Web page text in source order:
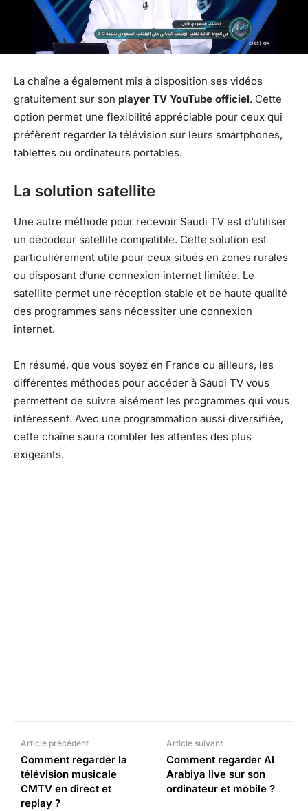
La chaîne a également mis à disposition ses vidéos
gratuitement sur son player TV YouTube officiel. Cette
option permet une flexibilité appréciable pour ceux qui
préfèrent regarder la télévision sur leurs smartphones,
tablettes ou ordinateurs portables.
La solution satellite
Une autre méthode pour recevoir Saudi TV est d’utiliser
un décodeur satellite compatible. Cette solution est
particulièrement utile pour ceux situés en zones rurales
ou disposant d’une connexion internet limitée. Le
satellite permet une réception stable et de haute qualité
des programmes sans nécessiter une connexion
internet.
En résumé, que vous soyez en France ou ailleurs, les
différentes méthodes pour accéder à Saudi TV vous
permettent de suivre aisément les programmes qui vous
intéressent. Avec une programmation aussi diversifiée,
cette chaîne saura combler les attentes des plus
exigeants.
Article précédent
Comment regarder la
télévision musicale
CMTV en direct et
replay ?
Article suivant
Comment regarder Al
Arabiya live sur son
ordinateur et mobile ?